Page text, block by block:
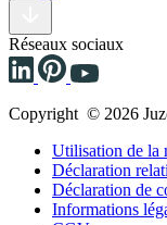
Réseaux sociaux
Copyright © 2026
Utilisation de la
Déclaration
Déclaration de
Informations